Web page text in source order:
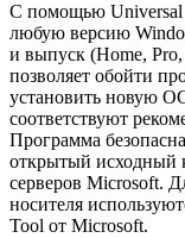
С помощью Universal
любую версию
и выпуск (Home,
позволяет обойти
установить новую
соответствуют
Программа
открытый исходный
серверов Microsoft.
носителя
Tool от Microsoft.